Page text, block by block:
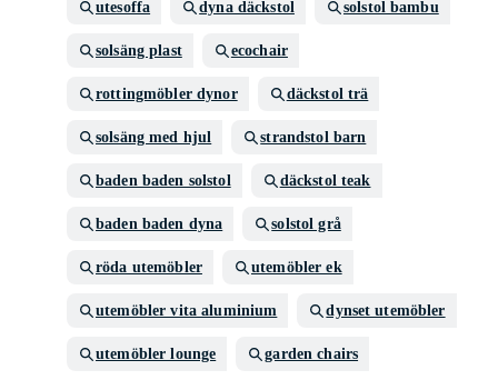
utesoffa dyna däckstol solstol bambu
solsäng plast ecochair
rottingmöbler dynor däckstol trä
solsäng med hjul strandstol barn
baden baden solstol däckstol teak
baden baden dyna solstol grå
röda utemöbler utemöbler ek
utemöbler vita aluminium dynset utemöbler
utemöbler lounge garden chairs